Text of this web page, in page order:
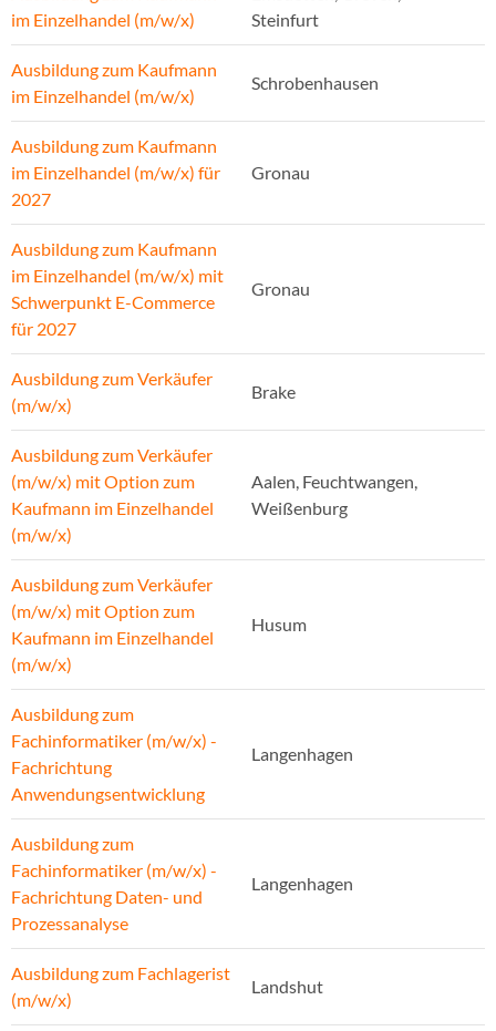
im Einzelhandel (m/w/x)
Steinfurt
Ausbildung zum Kaufmann
im Einzelhandel (m/w/x)
Schrobenhausen
Ausbildung zum Kaufmann
im Einzelhandel (m/w/x) für
2027
Gronau
Ausbildung zum Kaufmann
im Einzelhandel (m/w/x) mit
Schwerpunkt E-Commerce
für 2027
Gronau
Ausbildung zum Verkäufer
(m/w/x)
Brake
Ausbildung zum Verkäufer
(m/w/x) mit Option zum
Kaufmann im Einzelhandel
(m/w/x)
Aalen, Feuchtwangen,
Weißenburg
Ausbildung zum Verkäufer
(m/w/x) mit Option zum
Kaufmann im Einzelhandel
(m/w/x)
Husum
Ausbildung zum
Fachinformatiker (m/w/x) -
Fachrichtung
Anwendungsentwicklung
Langenhagen
Ausbildung zum
Fachinformatiker (m/w/x) -
Fachrichtung Daten- und
Prozessanalyse
Langenhagen
Ausbildung zum Fachlagerist
(m/w/x)
Landshut